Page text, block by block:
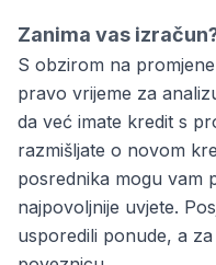
Zanima vas
S obzirom na
pravo vrijeme za
da već imate kredit s
razmišljate o novom
posrednika mogu vam
najpovoljnije uvjete.
usporedili ponude, a